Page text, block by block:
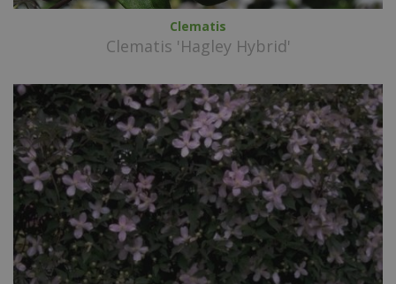
Clematis
Clematis 'Hagley Hybrid'